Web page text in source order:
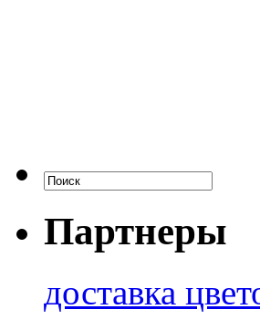
Партнеры
доставка